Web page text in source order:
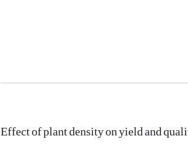
Effect of plant density on yield and